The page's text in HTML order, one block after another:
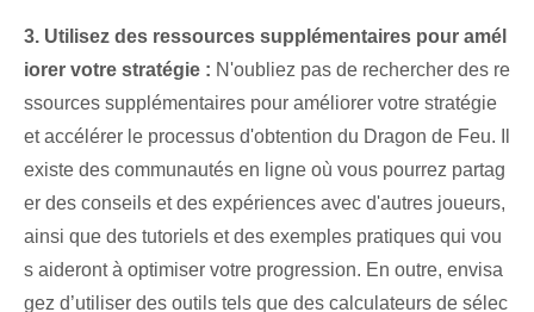
3. Utilisez des ressources supplémentaires pour amél
iorer votre stratégie : N'oubliez pas de rechercher des re
ssources supplémentaires pour améliorer votre stratégie
et accélérer le processus d'obtention du Dragon de Feu. Il
existe des communautés en ligne où vous pourrez partag
er des conseils et des expériences avec d'autres joueurs,
ainsi que des tutoriels et des exemples pratiques qui vou
s aideront à optimiser votre progression. En outre, envisa
gez d’utiliser des outils tels que des calculateurs de sélec